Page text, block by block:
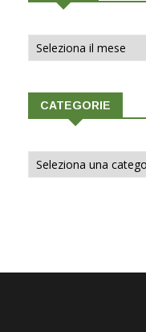
Archivi
CATEGORIE
Categorie